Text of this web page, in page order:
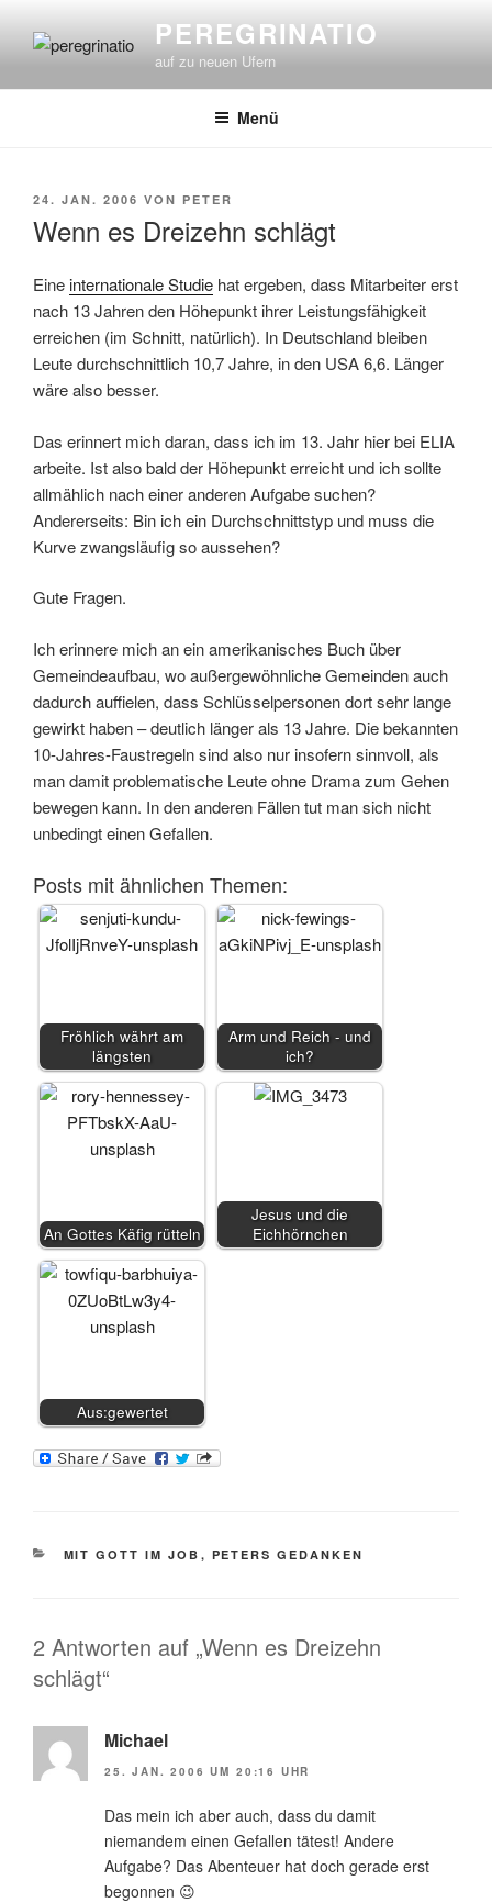
Inhalt
PEREGRINATIO
auf zu neuen Ufern
Menü
VERÖFFENTLICHT
24. JAN. 2006 VON PETER
Wenn es Dreizehn schlägt
Eineinternationale Studie hat ergeben, dass Mitarbeiter erst
nach 13 Jahren den Höhepunkt ihrer Leistungsfähigkeit
erreichen (im Schnitt, natürlich). In Deutschland bleiben
Leute durchschnittlich 10,7 Jahre, in den USA 6,6. Länger
wäre also besser.
Das erinnert mich daran, dass ich im 13. Jahr hier bei ELIA
arbeite. Ist also bald der Höhepunkt erreicht und ich sollte
allmählich nach einer anderen Aufgabe suchen?
Andererseits: Bin ich ein Durchschnittstyp und muss die
Kurve zwangsläufig so aussehen?
Gute Fragen.
Ich erinnere mich an ein amerikanisches Buch über
Gemeindeaufbau, wo außergewöhnliche Gemeinden auch
dadurch auffielen, dass Schlüsselpersonen dort sehr lange
gewirkt haben – deutlich länger als 13 Jahre. Die bekannten
10-Jahres-Faustregeln sind also nur insofern sinnvoll, als
man damit problematische Leute ohne Drama zum Gehen
bewegen kann. In den anderen Fällen tut man sich nicht
unbedingt einen Gefallen.
Posts mit ähnlichen Themen:
Fröhlich währt am
längsten
Arm und Reich - und
ich?
An Gottes Käfig rütteln
Jesus und die
Eichhörnchen
Aus:gewertet
KATEGORIEN
MIT GOTT IM JOB , PETERS GEDANKEN
2 Antworten auf „Wenn es Dreizehn
schlägt“
Michael
25. JAN. 2006 UM 20:16 UHR
Das mein ich aber auch, dass du damit
niemandem einen Gefallen tätest! Andere
Aufgabe? Das Abenteuer hat doch gerade erst
begonnen 😉